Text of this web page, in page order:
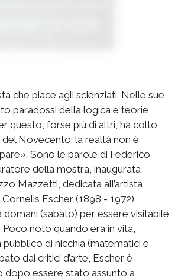
che piace agli scienziati. Nelle sue
paradossi della logica e teorie
questo, forse più di altri, ha colto
Novecento: la realtà non è
Sono le parole di Federico
della mostra, inaugurata
Mazzetti, dedicata all’artista
Escher (1898 - 1972).
(sabato) per essere visitabile
Poco noto quando era in vita,
di nicchia (matematici e
dai critici d’arte, Escher è
dopo essere stato assunto a